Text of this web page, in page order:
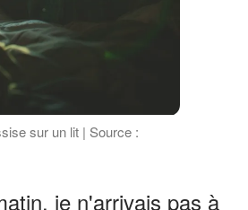
sur un lit | Source :
je n'arrivais pas à